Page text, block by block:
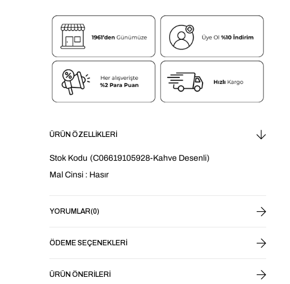
ÜRÜN ÖZELLIKLERI
Stok Kodu (C06619105928-Kahve Desenli)
Mal Cinsi : Hasır
YORUMLAR(0)
ÖDEME SEÇENEKLERI
ÜRÜN ÖNERILERI